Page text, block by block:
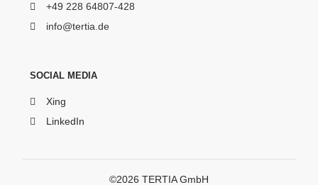
+49 228 64807-428
info@tertia.de
SOCIAL MEDIA
Xing
LinkedIn
©2026 TERTIA GmbH